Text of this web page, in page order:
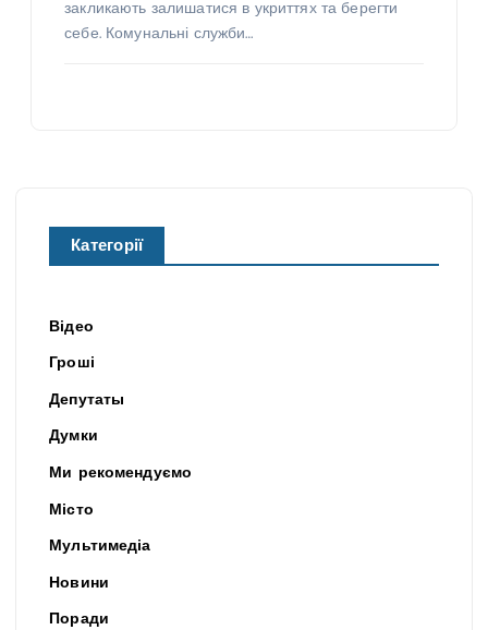
закликають залишатися в укриттях та берегти
себе. Комунальні служби…
Категорії
Відео
Гроші
Депутаты
Думки
Ми рекомендуємо
Місто
Мультимедіа
Новини
Поради